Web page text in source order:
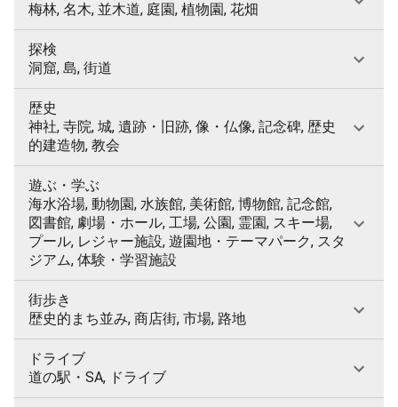
梅林, 名木, 並木道, 庭園, 植物園, 花畑
探検
洞窟, 島, 街道
歴史
神社, 寺院, 城, 遺跡・旧跡, 像・仏像, 記念碑, 歴史
的建造物, 教会
遊ぶ・学ぶ
海水浴場, 動物園, 水族館, 美術館, 博物館, 記念館,
図書館, 劇場・ホール, 工場, 公園, 霊園, スキー場,
プール, レジャー施設, 遊園地・テーマパーク, スタ
ジアム, 体験・学習施設
街歩き
歴史的まち並み, 商店街, 市場, 路地
ドライブ
道の駅・SA, ドライブ